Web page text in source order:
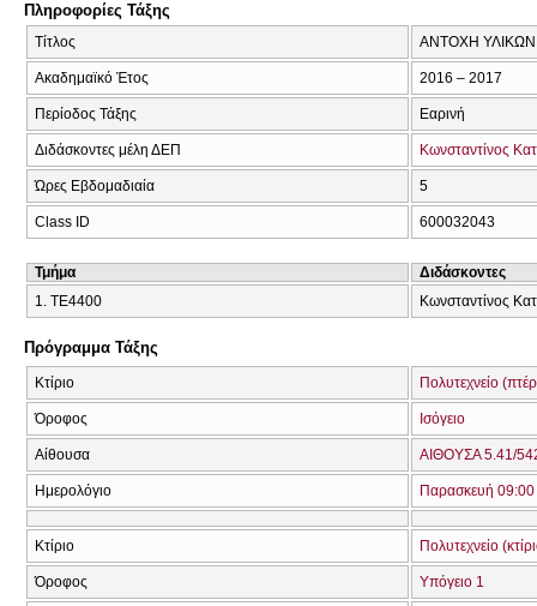
Πληροφορίες Τάξης
Τίτλος ΑΝΤΟΧΗ ΥΛΙΚΩΝ
Ακαδημαϊκό Έτος 2016 – 2017
Περίοδος Τάξης Εαρινή
Διδάσκοντες μέλη ΔΕΠ Κωνσταντίνος
Ώρες Εβδομαδιαία 5
Class ID 600032043
Τμήμα
Διδάσκοντες
1. ΤΕ4400
Κωνσταντίνος
Πρόγραμμα Τάξης
Κτίριο Πολυτεχνείο
Όροφος Ισόγειο
Αίθουσα ΑΙΘΟΥΣΑ 5.41/
Ημερολόγιο Παρασκευή
Κτίριο Πολυτεχνείο
Όροφος Υπόγειο 1